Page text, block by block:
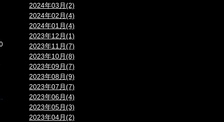
2024年03月(2)
2024年02月(4)
2024年01月(4)
2023年12月(1)
2023年11月(7)
2023年10月(8)
2023年09月(7)
2023年08月(9)
2023年07月(7)
2023年06月(4)
2023年05月(3)
2023年04月(2)